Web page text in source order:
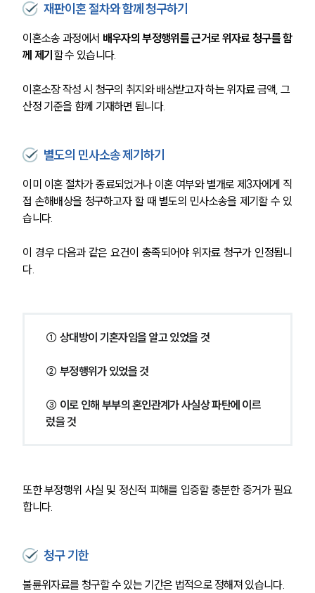
재판이혼 절차와 함께 청구하기
이혼소송 과정에서 배우자의 부정행위를 근거로 위자료 청구를 함
께 제기 할 수 있습니다.
이혼소장 작성 시 청구의 취지와 배상받고자 하는 위자료 금액, 그
산정 기준을 함께 기재하면 됩니다.
별도의 민사소송 제기하기
이미 이혼 절차가 종료되었거나 이혼 여부와 별개로 제3자에게 직
접 손해배상을 청구하고자 할 때 별도의 민사소송을 제기할 수 있
습니다.
이 경우 다음과 같은 요건이 충족되어야 위자료 청구가 인정됩니
다.
① 상대방이 기혼자임을 알고 있었을 것
② 부정행위가 있었을 것
③ 이로 인해 부부의 혼인관계가 사실상 파탄에 이르
렀을 것
또한 부정행위 사실 및 정신적 피해를 입증할 충분한 증거가 필요
합니다.
청구 기한
불륜위자료를 청구할 수 있는 기간은 법적으로 정해져 있습니다.